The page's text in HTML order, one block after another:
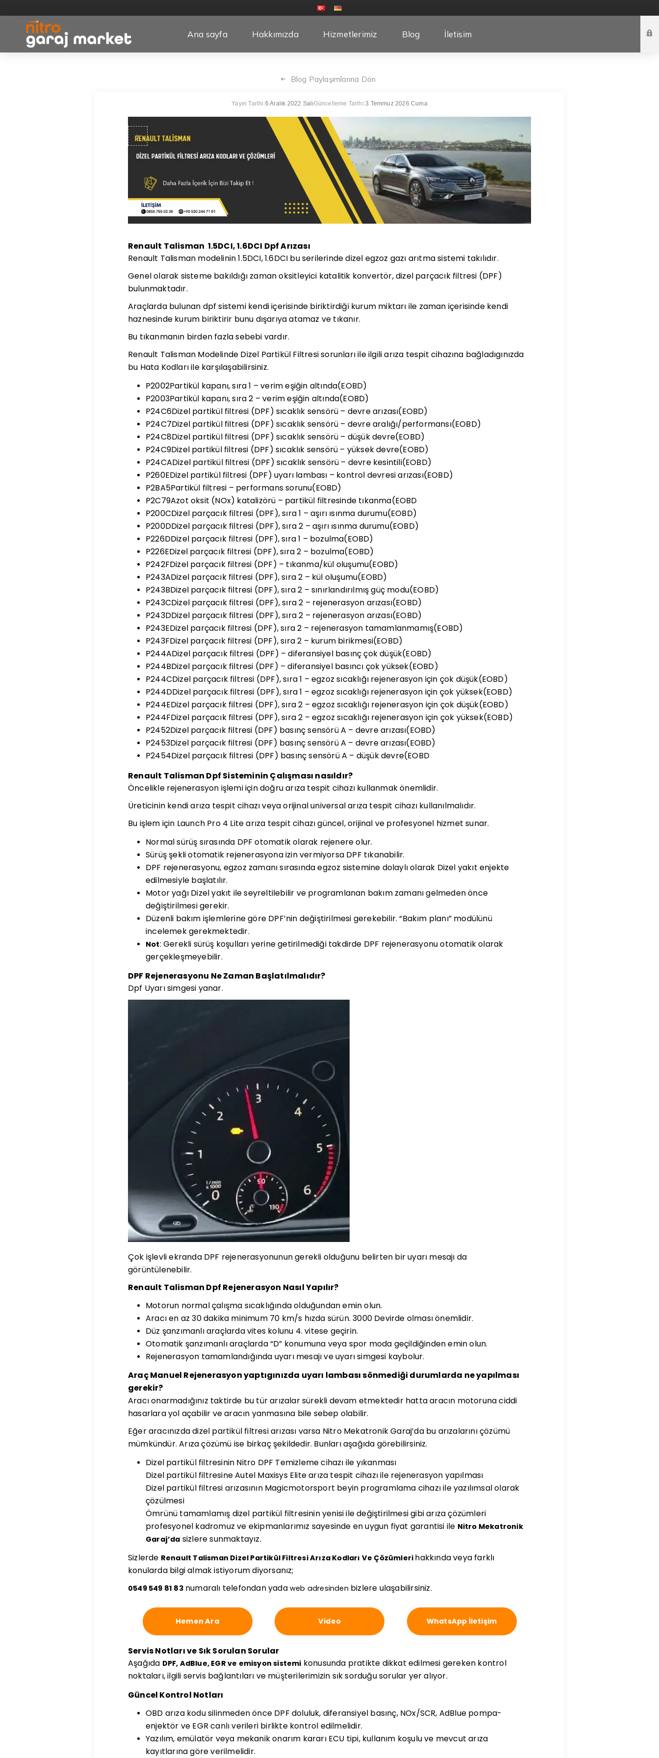
Ana sayfa Hakkımızda Hizmetlerimiz Blog İletisim
Blog Paylaşımlarına Dön
Yayın Tarihi:6 Aralık 2022 SalıGüncelleme Tarihi:3 Temmuz 2026 Cuma
Renault Talisman 1.5DCI, 1.6DCI Dpf Arızası
Renault Talisman modelinin 1.5DCI, 1.6DCI bu serilerinde dizel egzoz gazı arıtma sistemi takılıdır.
Genel olarak sisteme bakıldığı zaman oksitleyici katalitik konvertör, dizel parçacık filtresi (DPF)
bulunmaktadır.
Araçlarda bulunan dpf sistemi kendi içerisinde biriktirdiği kurum miktarı ile zaman içerisinde kendi
haznesinde kurum biriktirir bunu dışarıya atamaz ve tıkanır.
Bu tıkanmanın birden fazla sebebi vardır.
Renault Talisman Modelinde Dizel Partikül Filtresi sorunları ile ilgili arıza tespit cihazına bağladıgınızda
bu Hata Kodları ile karşılaşabilirsiniz.
P2002Partikül kapanı, sıra 1 – verim eşiğin altında(EOBD)
P2003Partikül kapanı, sıra 2 – verim eşiğin altında(EOBD)
P24C6Dizel partikül filtresi (DPF) sıcaklık sensörü – devre arızası(EOBD)
P24C7Dizel partikül filtresi (DPF) sıcaklık sensörü – devre aralığı/performansı(EOBD)
P24C8Dizel partikül filtresi (DPF) sıcaklık sensörü – düşük devre(EOBD)
P24C9Dizel partikül filtresi (DPF) sıcaklık sensörü – yüksek devre(EOBD)
P24CADizel partikül filtresi (DPF) sıcaklık sensörü – devre kesintili(EOBD)
P260EDizel partikül filtresi (DPF) uyarı lambası – kontrol devresi arızası(EOBD)
P2BA5Partikül filtresi – performans sorunu(EOBD)
P2C79Azot oksit (NOx) katalizörü – partikül filtresinde tıkanma(EOBD
P200CDizel parçacık filtresi (DPF), sıra 1 – aşırı ısınma durumu(EOBD)
P200DDizel parçacık filtresi (DPF), sıra 2 – aşırı ısınma durumu(EOBD)
P226DDizel parçacık filtresi (DPF), sıra 1 – bozulma(EOBD)
P226EDizel parçacık filtresi (DPF), sıra 2 – bozulma(EOBD)
P242FDizel parçacık filtresi (DPF) – tıkanma/kül oluşumu(EOBD)
P243ADizel parçacık filtresi (DPF), sıra 2 – kül oluşumu(EOBD)
P243BDizel parçacık filtresi (DPF), sıra 2 – sınırlandırılmış güç modu(EOBD)
P243CDizel parçacık filtresi (DPF), sıra 2 – rejenerasyon arızası(EOBD)
P243DDizel parçacık filtresi (DPF), sıra 2 – rejenerasyon arızası(EOBD)
P243EDizel parçacık filtresi (DPF), sıra 2 – rejenerasyon tamamlanmamış(EOBD)
P243FDizel parçacık filtresi (DPF), sıra 2 – kurum birikmesi(EOBD)
P244ADizel parçacık filtresi (DPF) – diferansiyel basınç çok düşük(EOBD)
P244BDizel parçacık filtresi (DPF) – diferansiyel basıncı çok yüksek(EOBD)
P244CDizel parçacık filtresi (DPF), sıra 1 – egzoz sıcaklığı rejenerasyon için çok düşük(EOBD)
P244DDizel parçacık filtresi (DPF), sıra 1 – egzoz sıcaklığı rejenerasyon için çok yüksek(EOBD)
P244EDizel parçacık filtresi (DPF), sıra 2 – egzoz sıcaklığı rejenerasyon için çok düşük(EOBD)
P244FDizel parçacık filtresi (DPF), sıra 2 – egzoz sıcaklığı rejenerasyon için çok yüksek(EOBD)
P2452Dizel parçacık filtresi (DPF) basınç sensörü A – devre arızası(EOBD)
P2453Dizel parçacık filtresi (DPF) basınç sensörü A – devre arızası(EOBD)
P2454Dizel parçacık filtresi (DPF) basınç sensörü A – düşük devre(EOBD
Renault Talisman Dpf Sisteminin Çalışması nasıldır?
Öncelikle rejenerasyon işlemi için doğru arıza tespit cihazı kullanmak önemlidir.
Üreticinin kendi arıza tespit cihazı veya orijinal universal arıza tespit cihazı kullanılmalıdır.
Bu işlem için Launch Pro 4 Lite arıza tespit cihazı güncel, orijinal ve profesyonel hizmet sunar.
Normal sürüş sırasında DPF otomatik olarak rejenere olur.
Sürüş şekli otomatik rejenerasyona izin vermiyorsa DPF tıkanabilir.
DPF rejenerasyonu, egzoz zamanı sırasında egzoz sistemine dolaylı olarak Dizel yakıt enjekte
edilmesiyle başlatılır.
Motor yağı Dizel yakıt ile seyreltilebilir ve programlanan bakım zamanı gelmeden önce
değiştirilmesi gerekir.
Düzenli bakım işlemlerine göre DPF’nin değiştirilmesi gerekebilir. “Bakım planı” modülünü
incelemek gerekmektedir.
Not: Gerekli sürüş koşulları yerine getirilmediği takdirde DPF rejenerasyonu otomatik olarak
gerçekleşmeyebilir.
DPF Rejenerasyonu Ne Zaman Başlatılmalıdır?
Dpf Uyarı simgesi yanar.
Çok işlevli ekranda DPF rejenerasyonunun gerekli olduğunu belirten bir uyarı mesajı da
görüntülenebilir.
Renault Talisman Dpf Rejenerasyon Nasıl Yapılır?
Motorun normal çalışma sıcaklığında olduğundan emin olun.
Aracı en az 30 dakika minimum 70 km/s hızda sürün. 3000 Devirde olması önemlidir.
Düz şanzımanlı araçlarda vites kolunu 4. vitese geçirin.
Otomatik şanzımanlı araçlarda “D” konumuna veya spor moda geçildiğinden emin olun.
Rejenerasyon tamamlandığında uyarı mesajı ve uyarı simgesi kaybolur.
Araç Manuel Rejenerasyon yaptıgınızda uyarı lambası sönmediği durumlarda ne yapılması
gerekir?
Aracı onarmadığınız taktirde bu tür arızalar sürekli devam etmektedir hatta aracın motoruna ciddi
hasarlara yol açabilir ve aracın yanmasına bile sebep olabilir.
Eğer aracınızda dizel partikül filtresi arızası varsa Nitro Mekatronik Garaj’da bu arızalarını çözümü
mümkündür. Arıza çözümü ise birkaç şekildedir. Bunları aşağıda görebilirsiniz.
Dizel partikül filtresinin Nitro DPF Temizleme cihazı ile yıkanması
Dizel partikül filtresine Autel Maxisys Elite arıza tespit cihazı ile rejenerasyon yapılması
Dizel partikül filtresi arızasının Magicmotorsport beyin programlama cihazı ile yazılımsal olarak
çözülmesi
Ömrünü tamamlamış dizel partikül filtresinin yenisi ile değiştirilmesi gibi arıza çözümleri
profesyonel kadromuz ve ekipmanlarımız sayesinde en uygun fiyat garantisi ile Nitro Mekatronik
Garaj’da sizlere sunmaktayız.
Sizlerde Renault Talisman Dizel Partikül Filtresi Arıza Kodları Ve Çözümleri hakkında veya farklı
konularda bilgi almak istiyorum diyorsanız;
0549 549 81 83numaralı telefondan yadaweb adresinden bizlere ulaşabilirsiniz.
Hemen Ara Video WhatsApp İletişim
Servis Notları ve Sık Sorulan Sorular
Aşağıda DPF, AdBlue, EGR ve emisyon sistemi konusunda pratikte dikkat edilmesi gereken kontrol
noktaları, ilgili servis bağlantıları ve müşterilerimizin sık sorduğu sorular yer alıyor.
Güncel Kontrol Notları
OBD arıza kodu silinmeden önce DPF doluluk, diferansiyel basınç, NOx/SCR, AdBlue pompa-
enjektör ve EGR canlı verileri birlikte kontrol edilmelidir.
Yazılım, emülatör veya mekanik onarım kararı ECU tipi, kullanım koşulu ve mevcut arıza
kayıtlarına göre verilmelidir.